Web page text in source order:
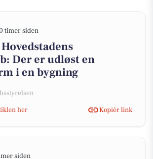
timer siden
Der er udløst en
i en bygning
her
Kopiér link
siden